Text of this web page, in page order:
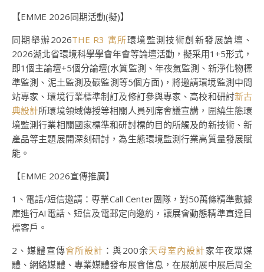
【EMME 2026同期活動(擬)】
同期舉辦2026THE R3 寓所環境監測技術創新發展論壇、
2026湖北省環境科學學會年會等論壇活動，擬采用1+5形式，
即1個主論壇+5個分論壇(水質監測、年夜氣監測、新淨化物標
準監測、泥土監測及碳監測等5個方面)，將邀請環境監測中間
站專家、環境行業標準制訂及修訂參與專家、高校和研討新古
典設計所環境領域傳授等相關人員列席會議宣講，圍繞生態環
境監測行業相關國家標準和研討標的目的所觸及的新技術、新
產品等主題展開深刻研討，為生態環境監測行業高質量發展賦
能。
【EMME 2026宣傳推廣】
1、電話/短信邀請：專業Call Center團隊，對50萬條精準數據
庫進行AI電話、短信及電郵定向邀約，讓展會動態精準直達目
標客戶。
2、媒體宣傳會所設計 ：與200余天母室內設計家年夜眾媒
體、網絡媒體、專業媒體發布展會信息，在展前展中展后周全